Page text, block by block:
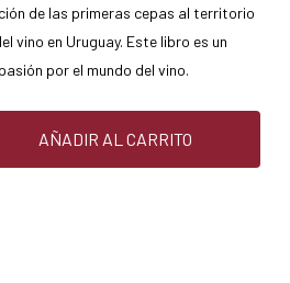
de las primeras cepas al territorio
vino en Uruguay. Este libro es un
por el mundo del vino.
AÑADIR AL CARRITO